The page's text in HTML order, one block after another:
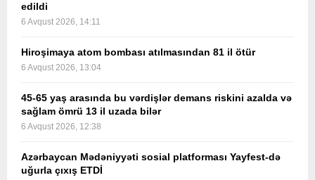
edildi
6 Avqust 2026, 14:11
Hiroşimaya atom bombası atılmasından 81 il ötür
6 Avqust 2026, 13:04
45-65 yaş arasında bu vərdişlər demans riskini azalda və
sağlam ömrü 13 il uzada bilər
6 Avqust 2026, 12:38
Azərbaycan Mədəniyyəti sosial platforması Yayfest-də
uğurla çıxış ETDİ